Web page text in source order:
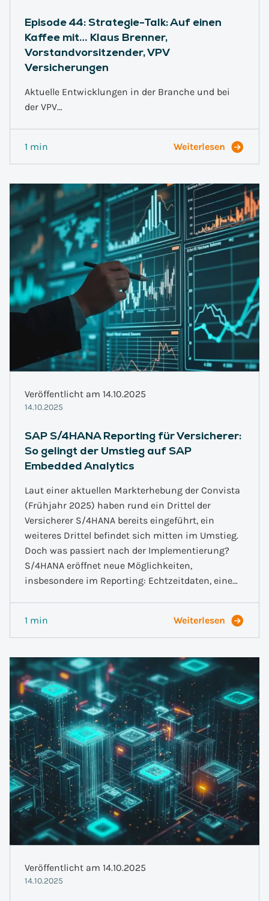
Episode 44: Strategie-Talk: Auf einen
Kaffee mit… Klaus Brenner,
Vorstandvorsitzender, VPV
Versicherungen
Aktuelle Entwicklungen in der Branche und bei
der VPV…
1 min Weiterlesen
Veröffentlicht am 14.10.2025
14.10.2025
SAP S/4HANA Reporting für Versicherer:
So gelingt der Umstieg auf SAP
Embedded Analytics
Laut einer aktuellen Markterhebung der Convista
(Frühjahr 2025) haben rund ein Drittel der
Versicherer S/4HANA bereits eingeführt, ein
weiteres Drittel befindet sich mitten im Umstieg.
Doch was passiert nach der Implementierung?
S/4HANA eröffnet neue Möglichkeiten,
insbesondere im Reporting: Echtzeitdaten, eine…
1 min Weiterlesen
Veröffentlicht am 14.10.2025
14.10.2025